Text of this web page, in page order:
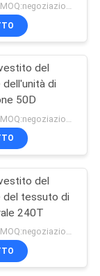
del
di
50D
del
del tessuto di
240T
Negoziabile MOQ:negoziazione